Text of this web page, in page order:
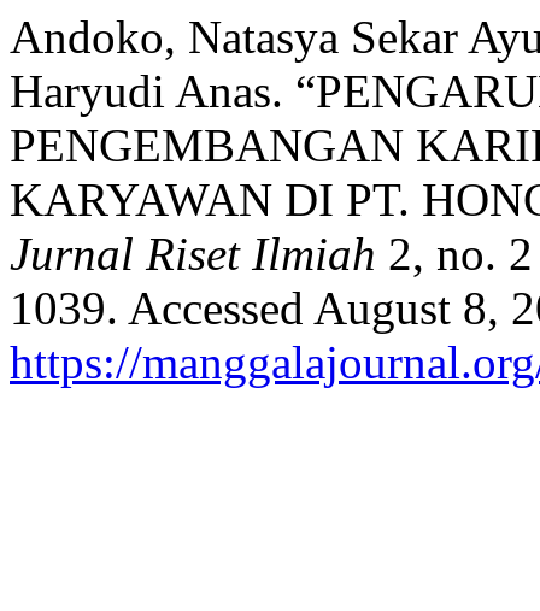
Andoko, Natasya Sekar
Haryudi Anas.
PENGEMBANGAN
KARYAWAN DI PT.
Jurnal Riset Ilmiah 2, no.
1039. Accessed August 8,
https://